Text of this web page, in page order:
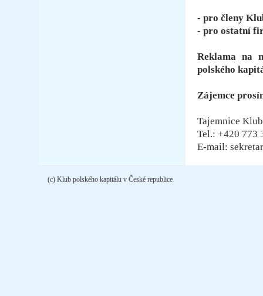
- pro členy
- pro ostatní
Reklama na
polského
Zájemce
Tajemnice
Tel.: +420 773
E-mail:
(c) Klub polského kapitálu v České republice